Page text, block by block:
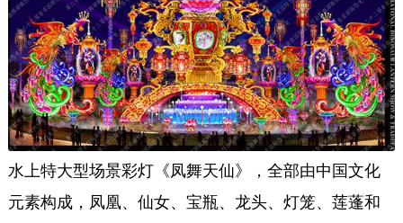
水上特大型场景彩灯《凤舞天仙》，全部由中国文化
元素构成，凤凰、仙女、宝瓶、龙头、灯笼、莲蓬和